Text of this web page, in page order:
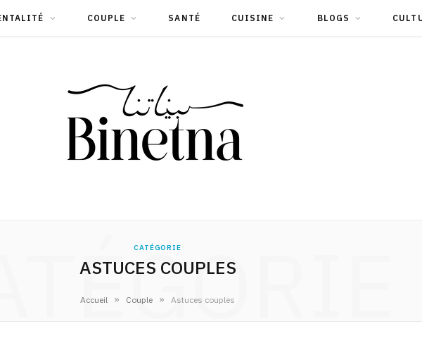
COUPLE SANTÉ CUISINE BLOGS
CATÉGORIE
ASTUCES COUPLES
Accueil » Couple » Astuces couples